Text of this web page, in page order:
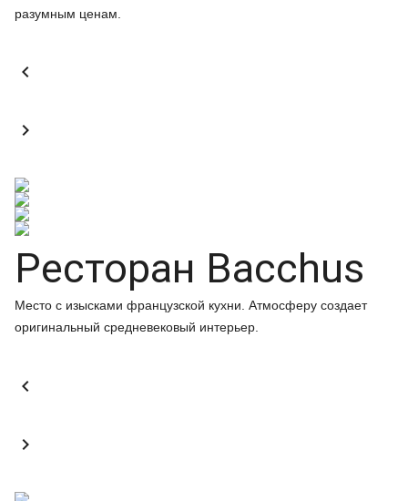
разумным ценам.


Ресторан Bacchus
Место с изысками французской кухни. Атмосферу создает
оригинальный средневековый интерьер.

